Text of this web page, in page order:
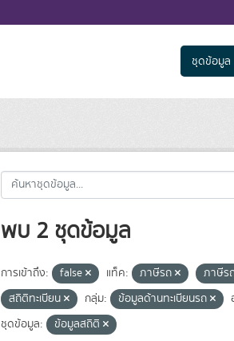
ชุดข้อมูล
พบ 2 ชุดข้อมูล
การเข้าถึง: false แท็ค: ภาษีรถ ภาษีร
สถิติทะเบียน
กลุ่ม: ข้อมูลด้านทะเบียนรถ
ชุดข้อมูล:
ข้อมูลสถิติ